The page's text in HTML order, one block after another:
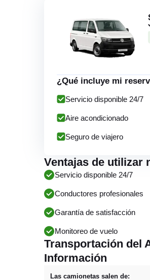
¿Qué incluye mi
Servicio disponible 24/7
Aire acondicionado
Seguro de viajero
Ventajas de utilizar
Servicio disponible 24/7
Conductores profesionales
Garantía de satisfacción
Monitoreo de vuelo
Transportación del
Información
Las camionetas salen de: